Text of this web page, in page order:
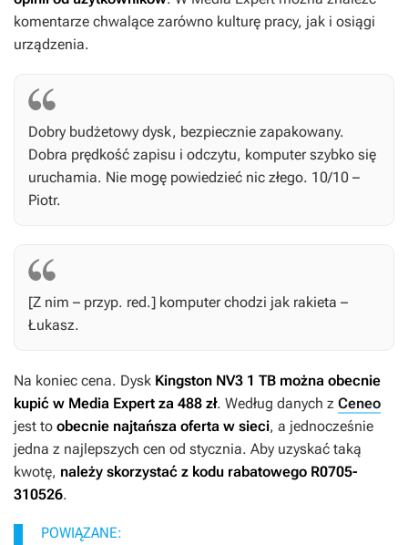
komentarze chwalące zarówno kulturę pracy, jak i osiągi
urządzenia.
Dobry budżetowy dysk, bezpiecznie zapakowany.
Dobra prędkość zapisu i odczytu, komputer szybko się
uruchamia. Nie mogę powiedzieć nic złego. 10/10 –
Piotr.
[Z nim – przyp. red.] komputer chodzi jak rakieta –
Łukasz.
Na koniec cena. Dysk Kingston NV3 1 TB można obecnie
kupić w Media Expert za 488 zł. Według danych z Ceneo
jest to obecnie najtańsza oferta w sieci, a jednocześnie
jedna z najlepszych cen od stycznia. Aby uzyskać taką
kwotę, należy skorzystać z kodu rabatowego R0705-
310526.
POWIĄZANE: